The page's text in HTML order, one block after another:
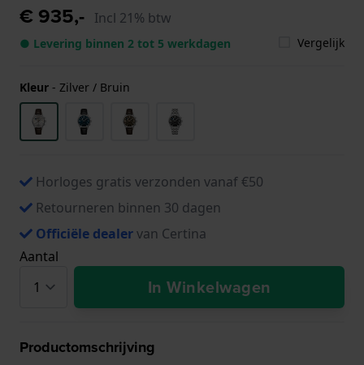
€ 935,- Incl 21% btw
● Levering binnen 2 tot 5 werkdagen Vergelijk
Kleur - Zilver / Bruin
Horloges gratis verzonden vanaf €50
Retourneren binnen 30 dagen
Officiële dealervan Certina
Aantal
In Winkelwagen
Productomschrijving